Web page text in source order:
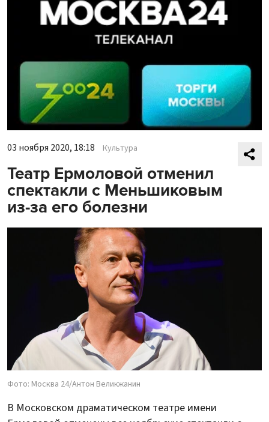
03 ноября 2020, 18:18 Культура
Театр Ермоловой отменил
спектакли с Меньшиковым
из-за его болезни
Фото: Москва 24/Антон Великжанин
В Московском драматическом театре имени